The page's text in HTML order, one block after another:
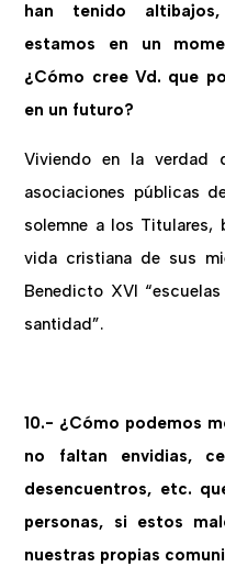
han tenido
estamos en un
¿Cómo cree Vd. que
en un futuro?
Viviendo en la verdad
asociaciones públicas
solemne a los Titulares,
vida cristiana de sus
Benedicto XVI
santidad”.
10.- ¿Cómo podemos
no faltan envidias,
desencuentros, etc.
personas, si estos
nuestras propias